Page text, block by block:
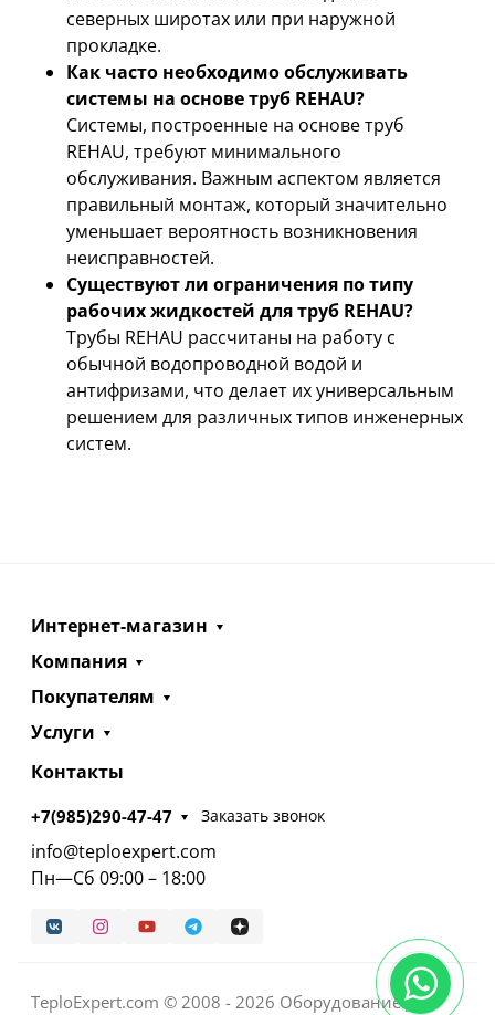
северных широтах или при наружной
прокладке.
Как часто необходимо обслуживать
системы на основе труб REHAU?
Системы, построенные на основе труб
REHAU, требуют минимального
обслуживания. Важным аспектом является
правильный монтаж, который значительно
уменьшает вероятность возникновения
неисправностей.
Существуют ли ограничения по типу
рабочих жидкостей для труб REHAU?
Трубы REHAU рассчитаны на работу с
обычной водопроводной водой и
антифризами, что делает их универсальным
решением для различных типов инженерных
систем.
Интернет-магазин
Компания
Покупателям
Услуги
Контакты
+7(985)290-47-47 Заказать звонок
info@teploexpert.com
Пн—Сб 09:00 – 18:00
TeploExpert.com © 2008 - 2026 Оборудование для